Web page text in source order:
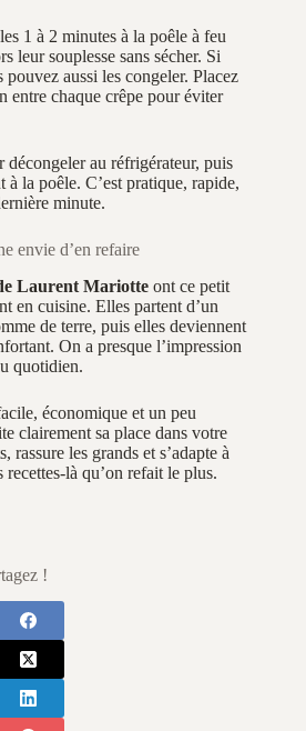
1 à 2 minutes à la poêle à feu
leur souplesse sans sécher. Si
aussi les congeler. Placez
entre chaque crêpe pour éviter
décongeler au réfrigérateur, puis
à la poêle. C’est pratique, rapide,
minute.
envie d’en refaire
Laurent Mariotte ont ce petit
en cuisine. Elles partent d’un
de terre, puis elles deviennent
On a presque l’impression
quotidien.
économique et un peu
clairement sa place dans votre
rassure les grands et s’adapte à
là qu’on refait le plus.
!